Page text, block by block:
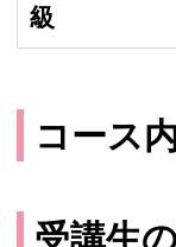
級
コース
受講生